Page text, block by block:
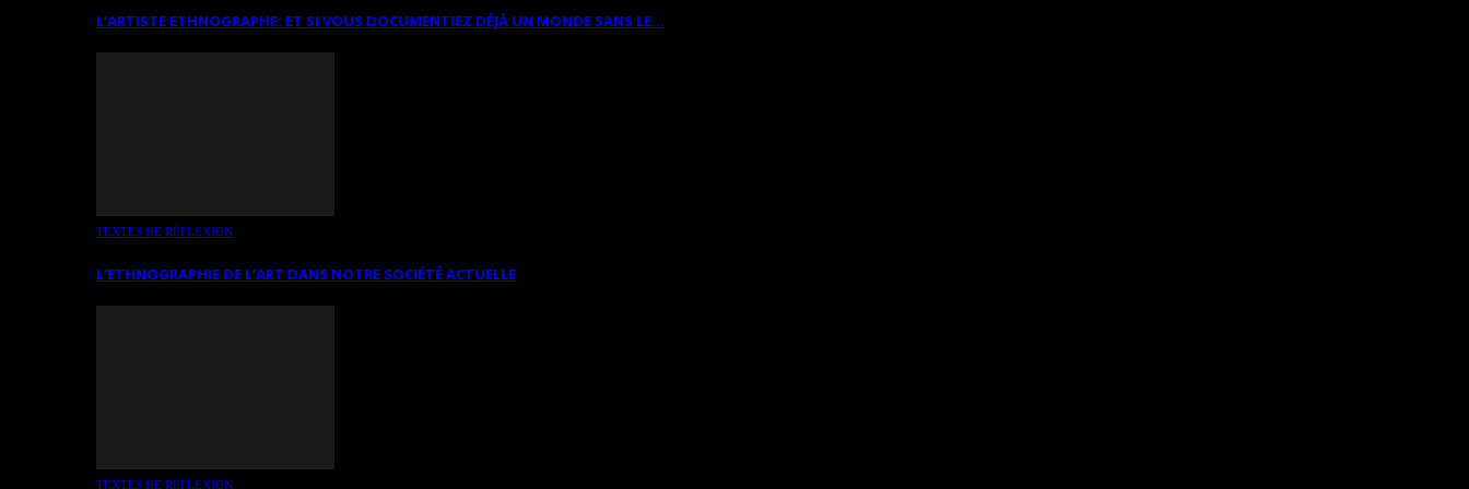
L’ARTISTE ETHNOGRAPHE: ET SI VOUS DOCUMENTIEZ DÉJÀ UN MONDE SANS LE…
TEXTES DE RÉFLEXION
L’ETHNOGRAPHIE DE L’ART DANS NOTRE SOCIÉTÉ ACTUELLE
TEXTES DE RÉFLEXION